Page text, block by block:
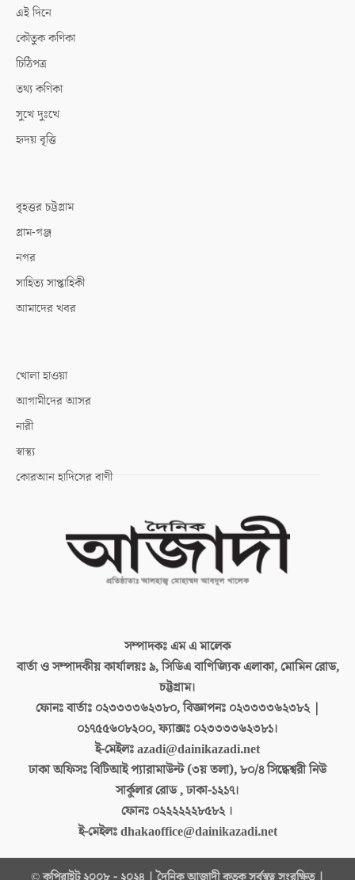
এই দিনে
কৌতুক কণিকা
চিঠিপত্র
তথ্য কণিকা
সুখে দুঃখে
হৃদয় বৃত্তি
বৃহত্তর চট্টগ্রাম
গ্রাম-গঞ্জ
নগর
সাহিত্য সাপ্তাহিকী
আমাদের খবর
খোলা হাওয়া
আগামীদের আসর
নারী
স্বাস্থ্য
কোরআন হাদিসের বাণী
সম্পাদকঃএম এ মালেক
বার্তা ও সম্পাদকীয় কার্যালয়ঃ৯, সিডিএ বাণিজ্যিক এলাকা, মোমিন রোড,
চট্টগ্রাম।
ফোনঃ বার্তাঃ ০২৩৩৩৩৬২৩৮০, বিজ্ঞাপনঃ ০২৩৩৩৩৬২৩৮২ |
০১৭৫৫৬০৮২০০, ফ্যাক্সঃ ০২৩৩৩৩৬২৩৮১।
ই-মেইলঃazadi@dainikazadi.net
ঢাকা অফিসঃবিটিআই প্যারামাউন্ট (৩য় তলা), ৮০/৪ সিদ্ধেশ্বরী নিউ
সার্কুলার রোড , ঢাকা-১২১৭।
ফোনঃ ০২২২২২২৮৫৮২ ।
ই-মেইলঃdhakaoffice@dainikazadi.net